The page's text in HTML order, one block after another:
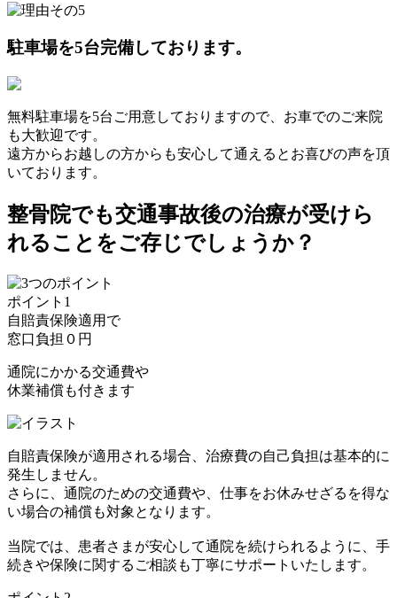
駐車場を5台完備しております。
無料駐車場を5台ご用意しておりますので、お車でのご来院
も大歓迎です。
遠方からお越しの方からも安心して通えるとお喜びの声を頂
いております。
整骨院でも交通事故後の治療が受けら
れることをご存じでしょうか？
ポイント1
自賠責保険適用で
窓口負担 ０円
通院にかかる交通費や
休業補償も付きます
自賠責保険が適用される場合、治療費の自己負担は基本的に
発生しません。
さらに、通院のための交通費や、仕事をお休みせざるを得な
い場合の補償も対象となります。
当院では、患者さまが安心して通院を続けられるように、手
続きや保険に関するご相談も丁寧にサポートいたします。